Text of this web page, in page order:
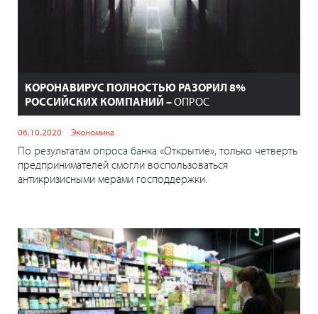
КОРОНАВИРУС ПОЛНОСТЬЮ РАЗОРИЛ 8%
РОССИЙСКИХ КОМПАНИЙ –ОПРОС
06.10.2020 Экономика
По результатам опроса банка «Открытие», только четверть
предпринимателей смогли воспользоваться
антикризисными мерами господдержки.